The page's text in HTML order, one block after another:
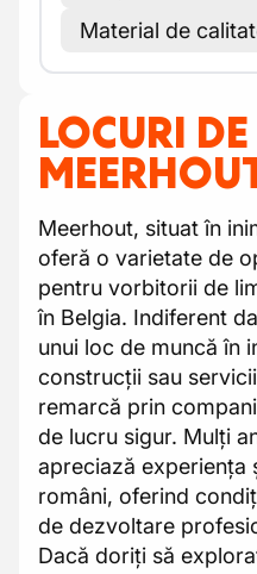
Material de
LOCURI
Meerhout, situat în
oferă o varietate de
pentru vorbitorii de
în Belgia. Indiferent
unui loc de muncă în
construcții sau
remarcă prin
de lucru sigur. Mulți
apreciază experiența
români, oferind
de dezvoltare
Dacă doriți să